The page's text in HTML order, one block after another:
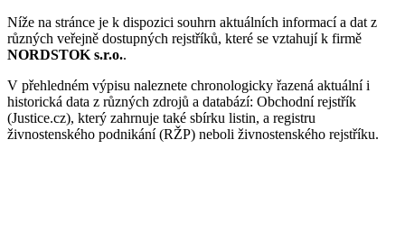
Níže na stránce je k dispozici souhrn aktuálních informací a dat z
různých veřejně dostupných rejstříků, které se vztahují k firmě
NORDSTOK s.r.o..
V přehledném výpisu naleznete chronologicky řazená aktuální i
historická data z různých zdrojů a databází: Obchodní rejstřík
(Justice.cz), který zahrnuje také sbírku listin, a registru
živnostenského podnikání (RŽP) neboli živnostenského rejstříku.